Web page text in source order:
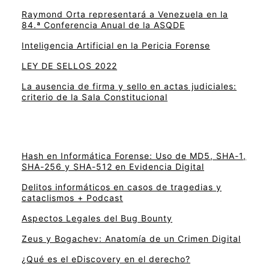
Raymond Orta representará a Venezuela en la
84.ª Conferencia Anual de la ASQDE
Inteligencia Artificial en la Pericia Forense
LEY DE SELLOS 2022
La ausencia de firma y sello en actas judiciales:
criterio de la Sala Constitucional
Hash en Informática Forense: Uso de MD5, SHA-1,
SHA-256 y SHA-512 en Evidencia Digital
Delitos informáticos en casos de tragedias y
cataclismos + Podcast
Aspectos Legales del Bug Bounty
Zeus y Bogachev: Anatomía de un Crimen Digital
¿Qué es el eDiscovery en el derecho?